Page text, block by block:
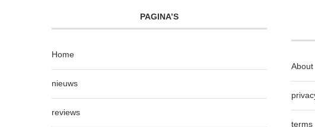
PAGINA’S
Home
nieuws
reviews
About
terms